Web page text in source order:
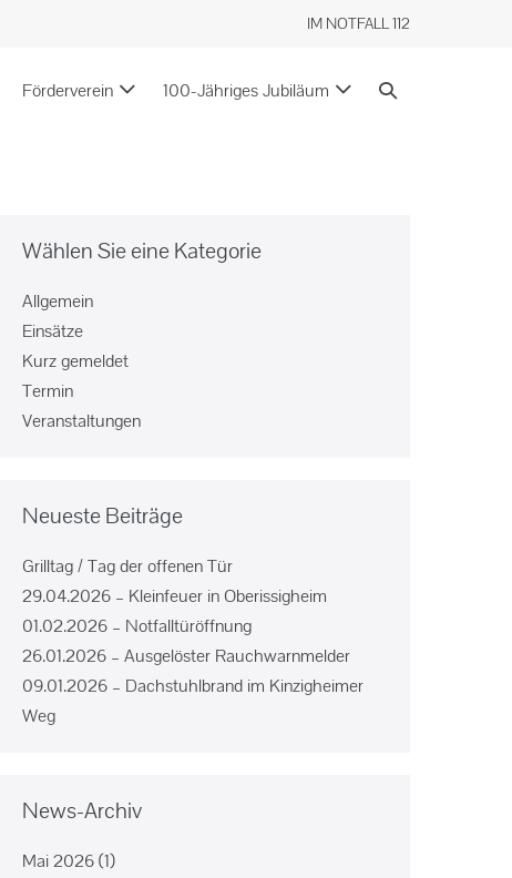
IM NOTFALL 112
Förderverein 100-Jähriges Jubiläum
Wählen Sie eine Kategorie
Allgemein
Einsätze
Kurz gemeldet
Termin
Veranstaltungen
Neueste Beiträge
Grilltag / Tag der offenen Tür
29.04.2026 – Kleinfeuer in Oberissigheim
01.02.2026 – Notfalltüröffnung
26.01.2026 – Ausgelöster Rauchwarnmelder
09.01.2026 – Dachstuhlbrand im Kinzigheimer
Weg
News-Archiv
Mai 2026(1)